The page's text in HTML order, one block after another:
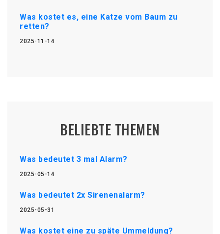
Was kostet es, eine Katze vom Baum zu
retten?
2025-11-14
BELIEBTE THEMEN
Was bedeutet 3 mal Alarm?
2025-05-14
Was bedeutet 2x Sirenenalarm?
2025-05-31
Was kostet eine zu späte Ummeldung?